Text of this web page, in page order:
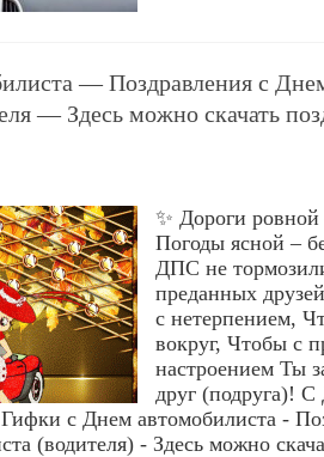
— Поздравления с
— Здесь можно скачать
✨ Дороги
Погоды ясной –
ДПС не
преданных
с нетерпением,
вокруг, Чтобы с
настроением Ты
друг (подруга)!
с Днем автомобилиста -
(водителя) - Здесь можно